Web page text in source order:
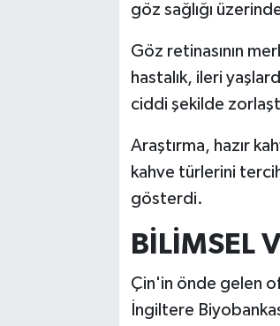
göz sağlığı
Göz retinasının
hastalık, ileri
ciddi şekilde
Araştırma, hazır
kahve türlerini
gösterdi.
BİLİMSEL
Çin'in önde gelen
İngiltere